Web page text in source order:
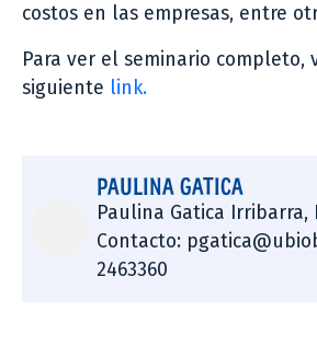
costos en las empresas, entre
Para ver el seminario completo,
siguiente link.
PAULINA GATICA
Paulina Gatica Irribarra,
Contacto:
2463360